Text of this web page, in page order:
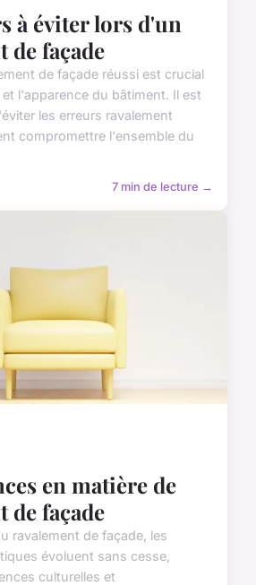
à éviter lors d'un
de façade
de façade réussi est crucial
l'apparence du bâtiment. Il est
les erreurs ravalement
compromettre l'ensemble du
7 min de lecture →
en matière de
de façade
ravalement de façade, les
évoluent sans cesse,
culturelles et